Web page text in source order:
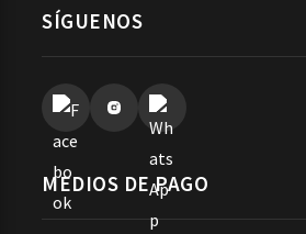
SÍGUENOS
MEDIOS DE PAGO